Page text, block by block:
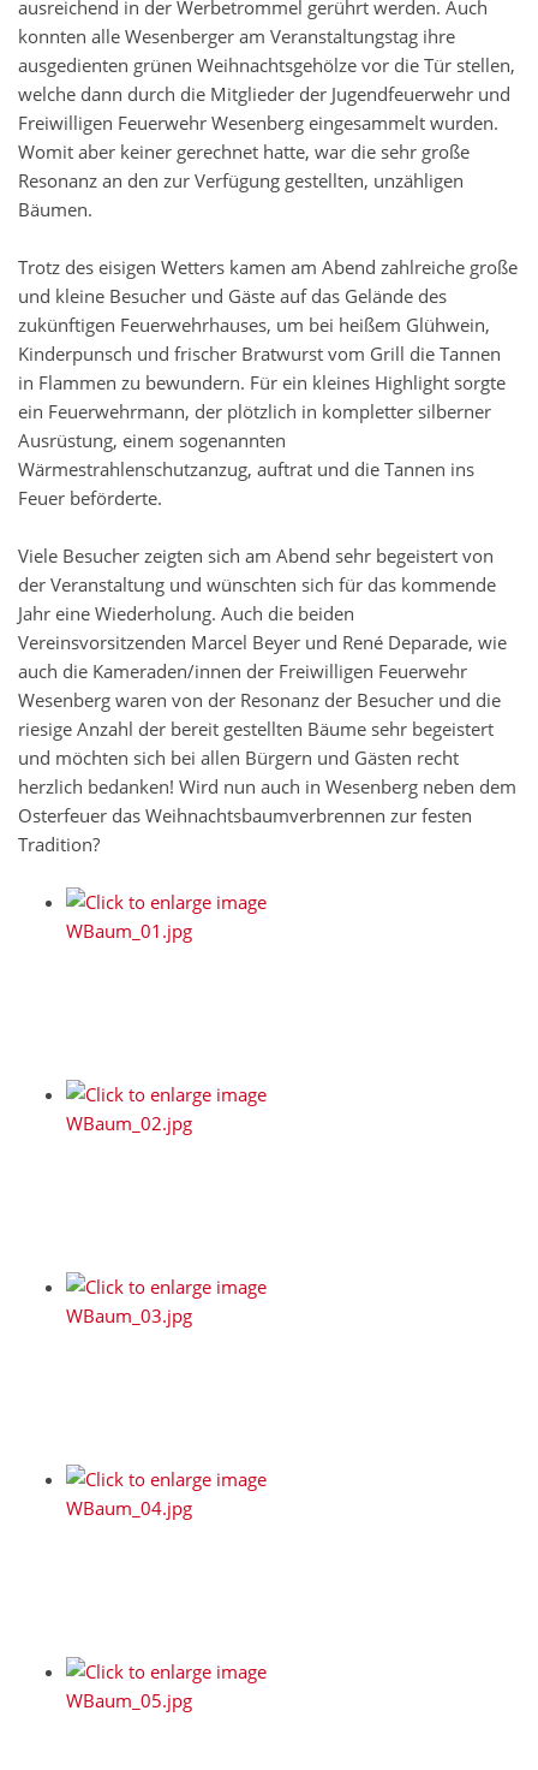
ausreichend in der Werbetrommel gerührt werden. Auch
konnten alle Wesenberger am Veranstaltungstag ihre
ausgedienten grünen Weihnachtsgehölze vor die Tür stellen,
welche dann durch die Mitglieder der Jugendfeuerwehr und
Freiwilligen Feuerwehr Wesenberg eingesammelt wurden.
Womit aber keiner gerechnet hatte, war die sehr große
Resonanz an den zur Verfügung gestellten, unzähligen
Bäumen.
Trotz des eisigen Wetters kamen am Abend zahlreiche große
und kleine Besucher und Gäste auf das Gelände des
zukünftigen Feuerwehrhauses, um bei heißem Glühwein,
Kinderpunsch und frischer Bratwurst vom Grill die Tannen
in Flammen zu bewundern. Für ein kleines Highlight sorgte
ein Feuerwehrmann, der plötzlich in kompletter silberner
Ausrüstung, einem sogenannten
Wärmestrahlenschutzanzug, auftrat und die Tannen ins
Feuer beförderte.
Viele Besucher zeigten sich am Abend sehr begeistert von
der Veranstaltung und wünschten sich für das kommende
Jahr eine Wiederholung. Auch die beiden
Vereinsvorsitzenden Marcel Beyer und René Deparade, wie
auch die Kameraden/innen der Freiwilligen Feuerwehr
Wesenberg waren von der Resonanz der Besucher und die
riesige Anzahl der bereit gestellten Bäume sehr begeistert
und möchten sich bei allen Bürgern und Gästen recht
herzlich bedanken! Wird nun auch in Wesenberg neben dem
Osterfeuer das Weihnachtsbaumverbrennen zur festen
Tradition?